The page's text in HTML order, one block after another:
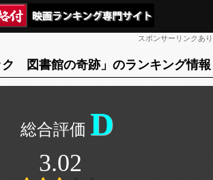
スポンサーリンクあり
ク 図書館の奇跡」のランキング情報
D
3.02